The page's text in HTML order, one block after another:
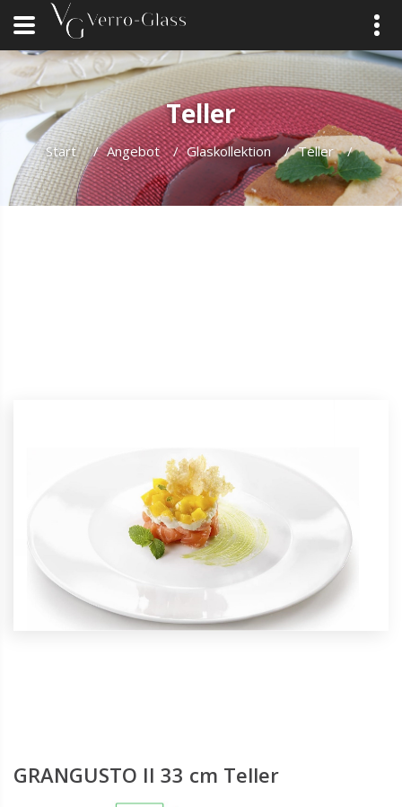
Teller
Start / Angebot / Glaskollektion / Teller /
GRANGUSTO II 33 cm Teller